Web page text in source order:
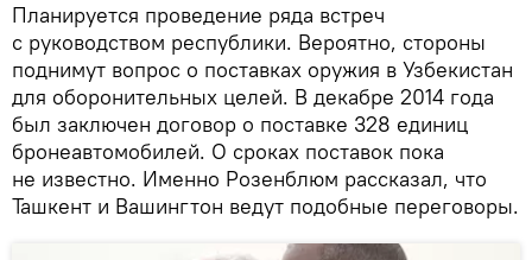
Планируется проведение ряда встреч
с руководством республики. Вероятно, стороны
поднимут вопрос о поставках оружия в Узбекистан
для оборонительных целей. В декабре 2014 года
был заключен договор о поставке 328 единиц
бронеавтомобилей. О сроках поставок пока
не известно. Именно Розенблюм рассказал, что
Ташкент и Вашингтон ведут подобные переговоры.